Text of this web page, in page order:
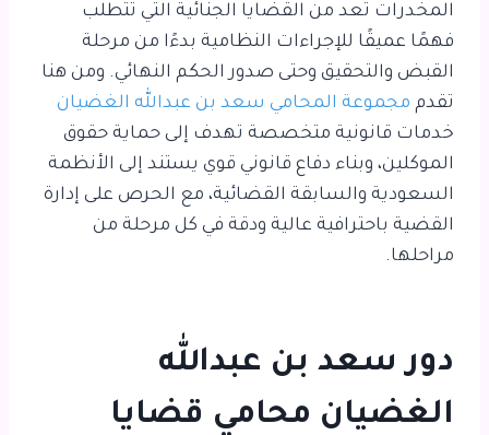
المخدرات تُعد من القضايا الجنائية التي تتطلب
فهمًا عميقًا للإجراءات النظامية بدءًا من مرحلة
القبض والتحقيق وحتى صدور الحكم النهائي. ومن هنا
تقدم مجموعة المحامي سعد بن عبدالله الغضيان
خدمات قانونية متخصصة تهدف إلى حماية حقوق
الموكلين، وبناء دفاع قانوني قوي يستند إلى الأنظمة
السعودية والسابقة القضائية، مع الحرص على إدارة
القضية باحترافية عالية ودقة في كل مرحلة من
مراحلها.
دور سعد بن عبدالله
الغضيان محامي قضايا